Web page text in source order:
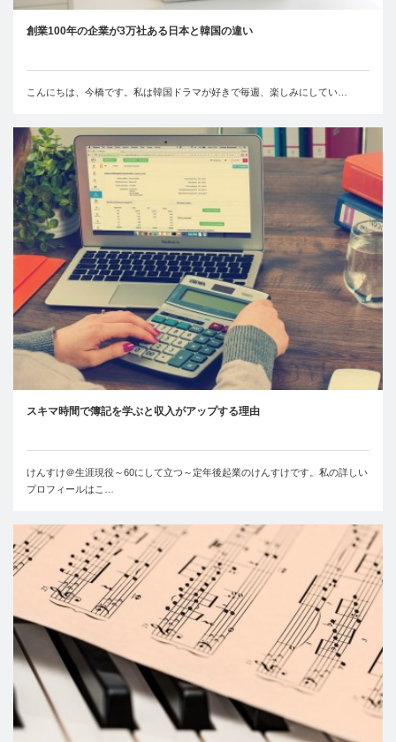
創業100年の企業が3万社ある日本と韓国の違い
こんにちは、今橋です。私は韓国ドラマが好きで毎週、楽しみにしてい…
スキマ時間で簿記を学ぶと収入がアップする理由
けんすけ＠生涯現役～60にして立つ～定年後起業のけんすけです。私の詳しい
プロフィールはこ…